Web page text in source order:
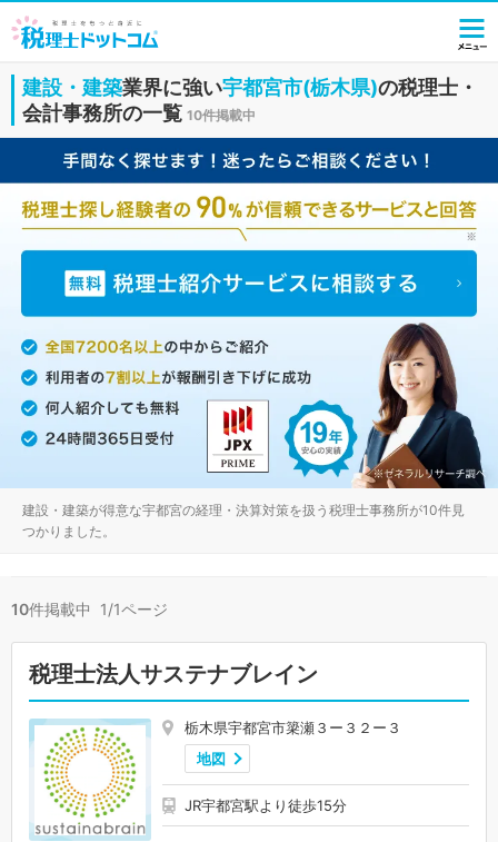
建設・建築業界に強い宇都宮市(栃木県)の税理士・
会計事務所の一覧 10件掲載中
建設・建築が得意な宇都宮の経理・決算対策を扱う税理士事務所が10件見
つかりました。
10件掲載中 1/1ページ
税理士法人サステナブレイン
栃木県宇都宮市簗瀬３ー３２ー３
地図
JR宇都宮駅より徒歩15分